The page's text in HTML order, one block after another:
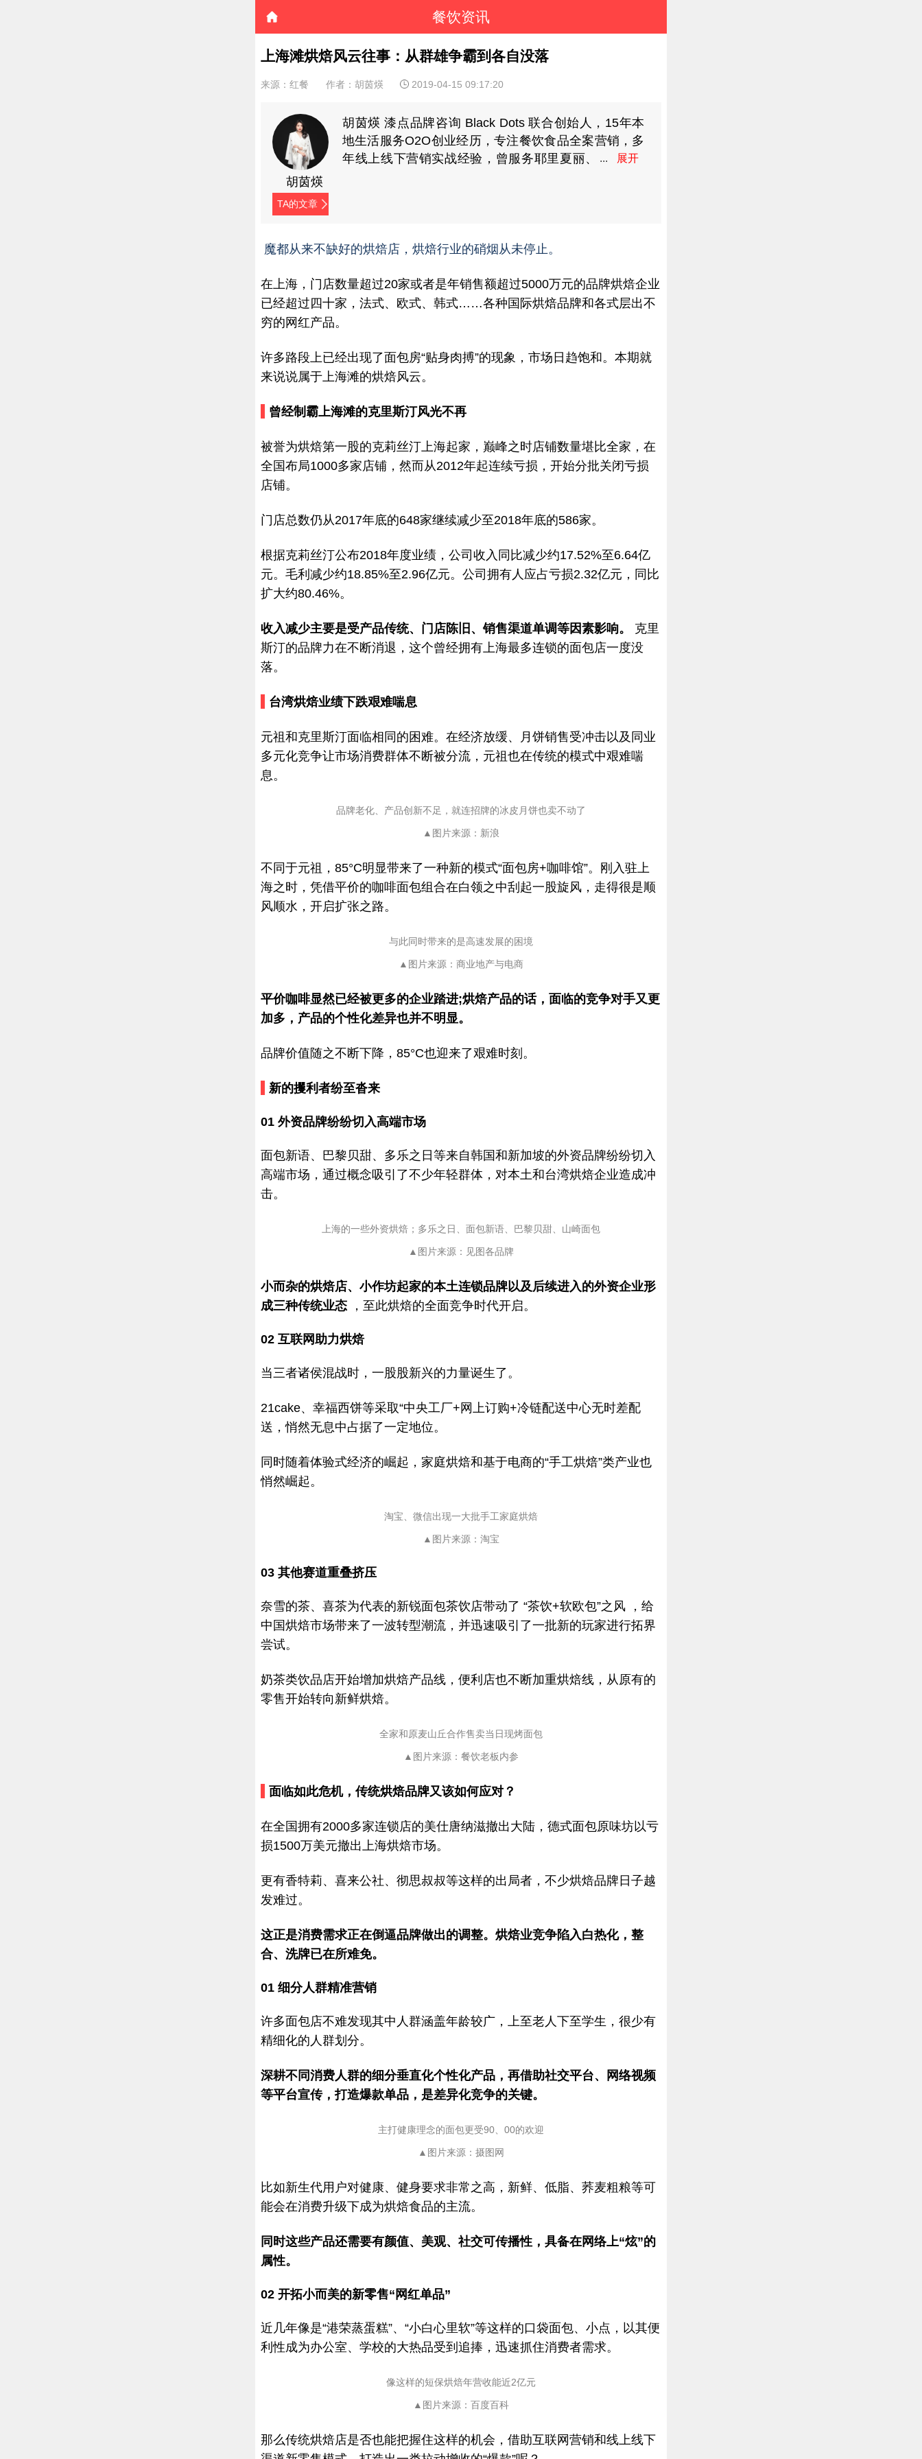
餐饮资讯
上海滩烘焙风云往事：从群雄争霸到各自没落
来源：红餐 作者：胡茵煐 2019-04-15 09:17:20
胡茵煐
TA的文章
胡茵煐 漆点品牌咨询 Black Dots 联合创始人，15年本
地生活服务O2O创业经历，专注餐饮食品全案营销，多
年线上线下营销实战经验，曾服务耶里夏丽、
魔都从来不缺好的烘焙店，烘焙行业的硝烟从未停止。
在上海，门店数量超过20家或者是年销售额超过5000万元的品牌烘焙企业
已经超过四十家，法式、欧式、韩式……各种国际烘焙品牌和各式层出不
穷的网红产品。
许多路段上已经出现了面包房“贴身肉搏”的现象，市场日趋饱和。本期就
来说说属于上海滩的烘焙风云。
曾经制霸上海滩的克里斯汀风光不再
被誉为烘焙第一股的克莉丝汀上海起家，巅峰之时店铺数量堪比全家，在
全国布局1000多家店铺，然而从2012年起连续亏损，开始分批关闭亏损
店铺。
门店总数仍从2017年底的648家继续减少至2018年底的586家。
根据克莉丝汀公布2018年度业绩，公司收入同比减少约17.52%至6.64亿
元。毛利减少约18.85%至2.96亿元。公司拥有人应占亏损2.32亿元，同比
扩大约80.46%。
收入减少主要是受产品传统、门店陈旧、销售渠道单调等因素影响。 克里
斯汀的品牌力在不断消退，这个曾经拥有上海最多连锁的面包店一度没
落。
台湾烘焙业绩下跌艰难喘息
元祖和克里斯汀面临相同的困难。在经济放缓、月饼销售受冲击以及同业
多元化竞争让市场消费群体不断被分流，元祖也在传统的模式中艰难喘
息。
品牌老化、产品创新不足， 就连招牌的冰皮月饼也卖不动了
▲图片来源：新浪
不同于元祖，85°C明显带来了一种新的模式“面包房+咖啡馆”。刚入驻上
海之时，凭借平价的咖啡面包组合在白领之中刮起一股旋风，走得很是顺
风顺水，开启扩张之路。
与此同时带来的是高速发展的困境
▲图片来源：商业地产与电商
平价咖啡显然已经被更多的企业踏进;烘焙产品的话，面临的竞争对手又更
加多，产品的个性化差异也并不明显。
品牌价值随之不断下降，85°C也迎来了艰难时刻。
新的攫利者纷至沓来
01外资品牌纷纷切入高端市场
面包新语、巴黎贝甜、多乐之日等来自韩国和新加坡的外资品牌纷纷切入
高端市场，通过概念吸引了不少年轻群体，对本土和台湾烘焙企业造成冲
击。
上海的一些外资烘焙； 多乐之日、面包新语、巴黎贝甜、山崎面包
▲图片来源：见图各品牌
小而杂的烘焙店、小作坊起家的本土连锁品牌以及后续进入的外资企业形
成三种传统业态
，至此烘焙的全面竞争时代开启。
02互联网助力烘焙
当三者诸侯混战时，一股股新兴的力量诞生了。
21cake、幸福西饼等采取“中央工厂+网上订购+冷链配送中心无时差配
送，悄然无息中占据了一定地位。
同时随着体验式经济的崛起，家庭烘焙和基于电商的“手工烘焙”类产业也
悄然崛起。
淘宝、微信出现一大批手工家庭烘焙
▲图片来源：淘宝
03其他赛道重叠挤压
奈雪的茶、喜茶为代表的新锐面包茶饮店带动了 “茶饮+软欧包”之风 ，给
中国烘焙市场带来了一波转型潮流，并迅速吸引了一批新的玩家进行拓界
尝试。
奶茶类饮品店开始增加烘焙产品线，便利店也不断加重烘焙线，从原有的
零售开始转向新鲜烘焙。
全家和原麦山丘合作售卖当日现烤面包
▲图片来源：餐饮老板内参
面临如此危机，传统烘焙品牌又该如何应对？
在全国拥有2000多家连锁店的美仕唐纳滋撤出大陆，德式面包原味坊以亏
损1500万美元撤出上海烘焙市场。
更有香特莉、喜来公社、彻思叔叔等这样的出局者，不少烘焙品牌日子越
发难过。
这正是消费需求正在倒逼品牌做出的调整。烘焙业竞争陷入白热化，整
合、洗牌已在所难免。
01细分人群精准营销
许多面包店不难发现其中人群涵盖年龄较广，上至老人下至学生，很少有
精细化的人群划分。
深耕不同消费人群的细分垂直化个性化产品，再借助社交平台、网络视频
等平台宣传，打造爆款单品，是差异化竞争的关键。
主打健康理念的面包更受90、00的欢迎
▲图片来源：摄图网
比如新生代用户对健康、健身要求非常之高，新鲜、低脂、荞麦粗粮等可
能会在消费升级下成为烘焙食品的主流。
同时这些产品还需要有颜值、美观、社交可传播性，具备在网络上“炫”的
属性。
02开拓小而美的新零售“网红单品”
近几年像是“港荣蒸蛋糕”、“小白心里软”等这样的口袋面包、小点，以其便
利性成为办公室、学校的大热品受到追捧，迅速抓住消费者需求。
像这样的短保烘焙年营收能近2亿元
▲图片来源：百度百科
那么传统烘焙店是否也能把握住这样的机会，借助互联网营销和线上线下